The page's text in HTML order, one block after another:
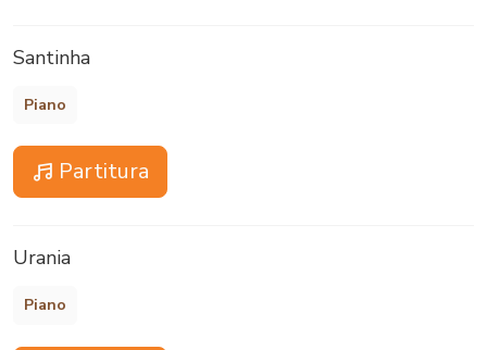
Santinha
Piano
Partitura
Urania
Piano